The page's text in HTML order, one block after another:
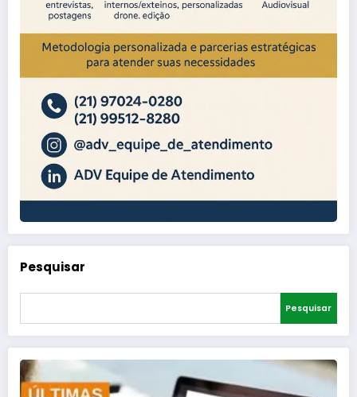
Pesquisar
Pesquisar